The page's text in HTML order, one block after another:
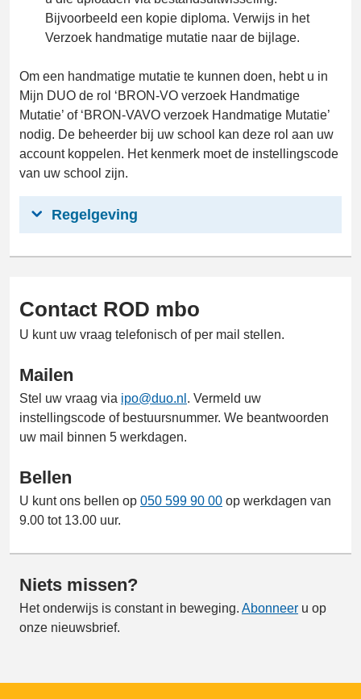
Bijvoorbeeld een kopie diploma. Verwijs in het
Verzoek handmatige mutatie naar de bijlage.
Om een handmatige mutatie te kunnen doen, hebt u in
Mijn DUO de rol ‘BRON-VO verzoek Handmatige
Mutatie’ of ‘BRON-VAVO verzoek Handmatige Mutatie’
nodig. De beheerder bij uw school kan deze rol aan uw
account koppelen. Het kenmerk moet de instellingscode
van uw school zijn.
Regelgeving
Contact ROD mbo
U kunt uw vraag telefonisch of per mail stellen.
Mailen
Stel uw vraag via ipo@duo.nl . Vermeld uw
instellingscode of bestuursnummer. We beantwoorden
uw mail binnen 5 werkdagen.
Bellen
U kunt ons bellen op 050 599 90 00 op werkdagen van
9.00 tot 13.00 uur.
Niets missen?
Het onderwijs is constant in beweging. Abonneer u op
onze nieuwsbrief.